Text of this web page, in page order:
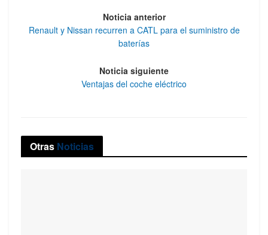
Noticia anterior
Renault y Nissan recurren a CATL para el suministro de
baterías
Noticia siguiente
Ventajas del coche eléctrico
Otras Noticias